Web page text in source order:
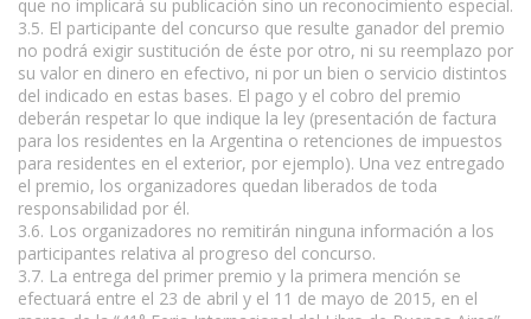
que no implicará su publicación sino un reconocimiento especial.
3.5. El participante del concurso que resulte ganador del premio
no podrá exigir sustitución de éste por otro, ni su reemplazo por
su valor en dinero en efectivo, ni por un bien o servicio distintos
del indicado en estas bases. El pago y el cobro del premio
deberán respetar lo que indique la ley (presentación de factura
para los residentes en la Argentina o retenciones de impuestos
para residentes en el exterior, por ejemplo). Una vez entregado
el premio, los organizadores quedan liberados de toda
responsabilidad por él.
3.6. Los organizadores no remitirán ninguna información a los
participantes relativa al progreso del concurso.
3.7. La entrega del primer premio y la primera mención se
efectuará entre el 23 de abril y el 11 de mayo de 2015, en el